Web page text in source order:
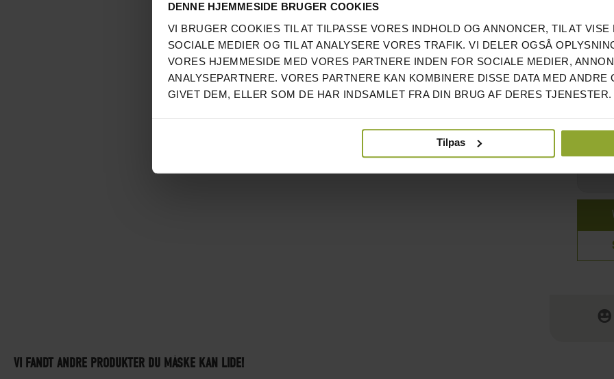
DENNE HJEMMESIDE BRUGER COOKIES
VI BRUGER COOKIES TIL AT TILPASSE VORES INDHOLD OG ANNONCER, TIL AT
SOCIALE MEDIER OG TIL AT ANALYSERE VORES TRAFIK. VI DELER OGSÅ
VORES HJEMMESIDE MED VORES PARTNERE INDEN FOR SOCIALE MEDIER,
ANALYSEPARTNERE. VORES PARTNERE KAN KOMBINERE DISSE DATA MED ANDRE
GIVET DEM, ELLER SOM DE HAR INDSAMLET FRA DIN BRUG AF DERES TJENESTER.
Tilpas
PRIS
Bra
lite
VI FANDT ANDRE PRODUKTER DU MÅSKE KAN LIDE!